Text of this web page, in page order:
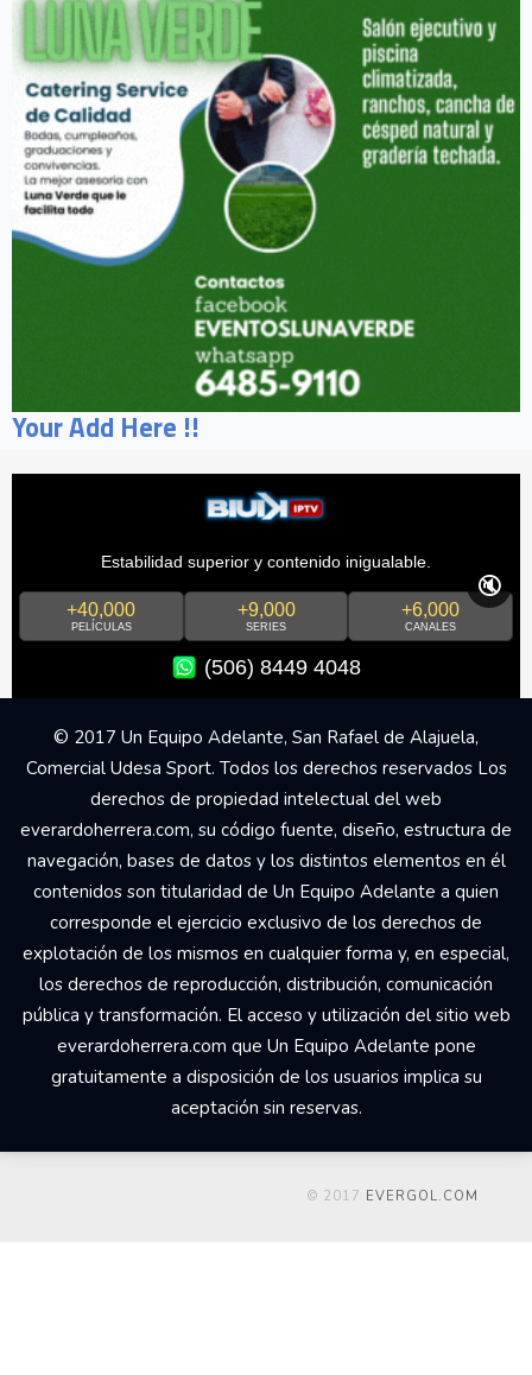
Your Add Here !!
Estabilidad superior y contenido inigualable.
+40,000
PELÍCULAS
+9,000
SERIES
+6,000
CANALES
(506) 8449 4048
🔇
© 2017 Un Equipo Adelante, San Rafael de Alajuela,
Comercial Udesa Sport. Todos los derechos reservados Los
derechos de propiedad intelectual del web
everardoherrera.com, su código fuente, diseño, estructura de
navegación, bases de datos y los distintos elementos en él
contenidos son titularidad de Un Equipo Adelante a quien
corresponde el ejercicio exclusivo de los derechos de
explotación de los mismos en cualquier forma y, en especial,
los derechos de reproducción, distribución, comunicación
pública y transformación. El acceso y utilización del sitio web
everardoherrera.com que Un Equipo Adelante pone
gratuitamente a disposición de los usuarios implica su
aceptación sin reservas.
© 2017 EVERGOL.COM